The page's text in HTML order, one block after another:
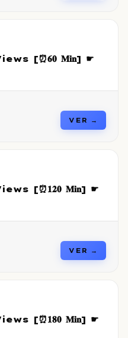
[⏰𝟔𝟎 𝐌𝐢𝐧] ☛
VER →
[⏰𝟏𝟐𝟎 𝐌𝐢𝐧] ☛
VER →
[⏰𝟏𝟖𝟎 𝐌𝐢𝐧] ☛